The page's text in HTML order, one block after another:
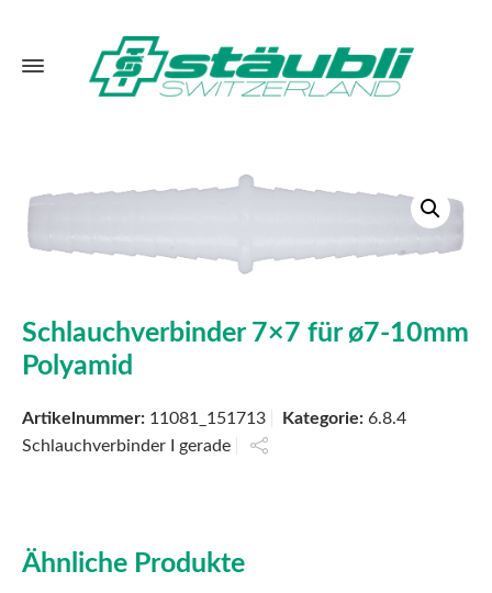
Schlauchverbinder 7×7 für ø7-10mm
Polyamid
Artikelnummer: 11081_151713 Kategorie: 6.8.4
Schlauchverbinder I gerade
Ähnliche Produkte